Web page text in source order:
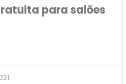
para salões